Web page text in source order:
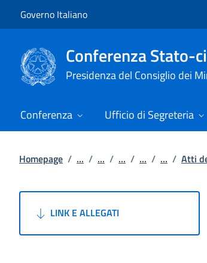
Governo Italiano
Conferenza Stato-
Presidenza del Consiglio dei
Conferenza Ufficio di Segreteria
Homepage / ... / ... / ... / ... / ... / Atti
LINK E ALLEGATI